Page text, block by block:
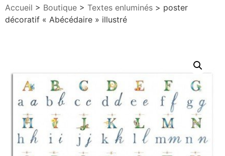
Accueil > Boutique > Textes enluminés > poster
décoratif « Abécédaire » illustré